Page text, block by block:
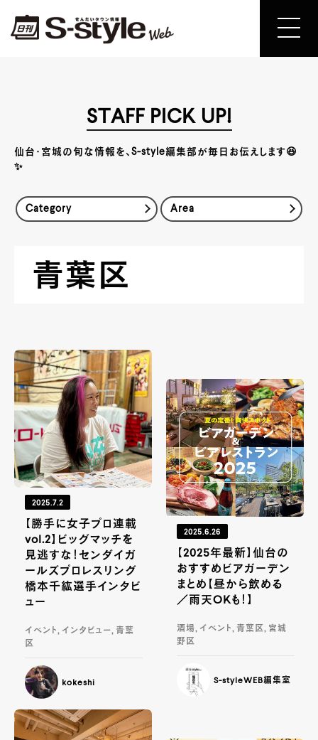
STAFF PICK UP!
仙台・宮城の旬な情報を、S-style編集部が毎日お伝えします😆
✨
青葉区
Category Area
2025.7.2
【勝手に女子プロ連載
vol.2】ビッグマッチを
見逃すな！センダイガ
ールズプロレスリング
橋本千紘選手インタビ
ュー
イベント, インタビュー, 青葉
区
kokeshi
2025.6.26
【2025年最新】仙台の
おすすめビアガーデン
まとめ【昼から飲める
／雨天OKも！】
酒場, イベント, 青葉区, 宮城
野区
S-styleWEB編集室